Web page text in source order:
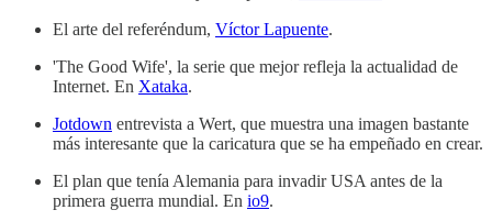
El arte del referéndum, Víctor Lapuente.
'The Good Wife', la serie que mejor refleja la actualidad de
Internet. En Xataka.
Jotdown entrevista a Wert, que muestra una imagen bastante
más interesante que la caricatura que se ha empeñado en crear.
El plan que tenía Alemania para invadir USA antes de la
primera guerra mundial. En io9.